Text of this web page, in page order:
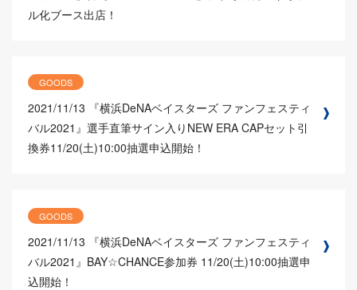
ル化ブース出店！
GOODS
2021/11/13
『横浜DeNAベイスターズ ファンフェスティ
バル2021』選手直筆サイン入りNEW ERA CAPセット引
換券11/20(土)10:00抽選申込開始！
GOODS
2021/11/13
『横浜DeNAベイスターズ ファンフェスティ
バル2021』BAY☆CHANCE参加券 11/20(土)10:00抽選申
込開始！